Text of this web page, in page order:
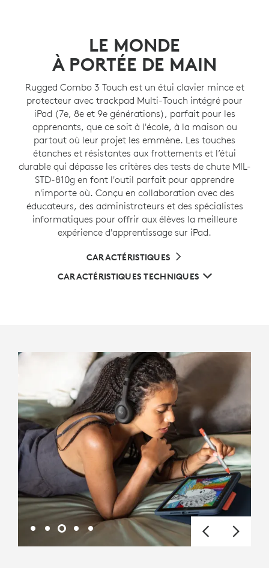
LE MONDE
À PORTÉE DE MAIN
Rugged Combo 3 Touch est un étui clavier mince et
protecteur avec trackpad Multi-Touch intégré pour
iPad (7e, 8e et 9e générations), parfait pour les
apprenants, que ce soit à l'école, à la maison ou
partout où leur projet les emmène. Les touches
étanches et résistantes aux frottements et l’étui
durable qui dépasse les critères des tests de chute MIL-
STD-810g en font l'outil parfait pour apprendre
n'importe où. Conçu en collaboration avec des
éducateurs, des administrateurs et des spécialistes
informatiques pour offrir aux élèves la meilleure
expérience d'apprentissage sur iPad.
CARACTÉRISTIQUES
CARACTÉRISTIQUES TECHNIQUES